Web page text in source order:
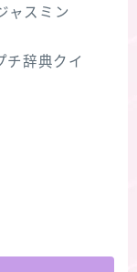
ャスミン
チ辞典クイ